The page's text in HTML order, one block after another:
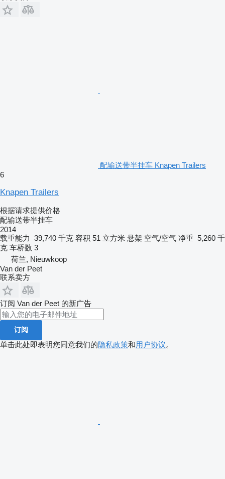
配输送带半挂车 Knapen Trailers
6
Knapen Trailers
根据请求提供价格
配输送带半挂车
2014
载重能力 39,740 千克 容积 51 立方米 悬架 空气/空气 净重 5,260 千
克 车桥数 3
荷兰, Nieuwkoop
Van der Peet
联系卖方
订阅 Van der Peet 的新广告
订阅
单击此处即表明您同意我们的隐私政策和用户协议。